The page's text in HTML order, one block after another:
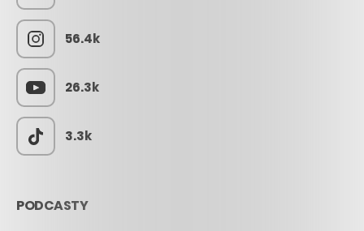
56.4k
26.3k
3.3k
PODCASTY